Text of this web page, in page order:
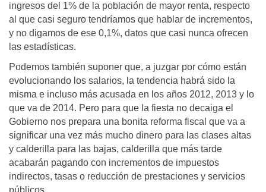
ingresos del 1% de la población de mayor renta, respecto
al que casi seguro tendríamos que hablar de incrementos,
y no digamos de ese 0,1%, datos que casi nunca ofrecen
las estadísticas.
Podemos también suponer que, a juzgar por cómo están
evolucionando los salarios, la tendencia habrá sido la
misma e incluso más acusada en los años 2012, 2013 y lo
que va de 2014. Pero para que la fiesta no decaiga el
Gobierno nos prepara una bonita reforma fiscal que va a
significar una vez más mucho dinero para las clases altas
y calderilla para las bajas, calderilla que más tarde
acabarán pagando con incrementos de impuestos
indirectos, tasas o reducción de prestaciones y servicios
públicos.